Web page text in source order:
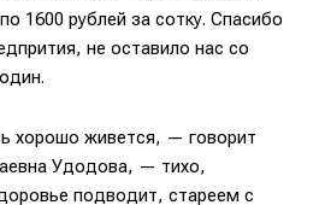
1600 рублей за сотку. Спасибо
не оставило нас со
хорошо живется, — говорит
Удодова, — тихо,
подводит, стареем с